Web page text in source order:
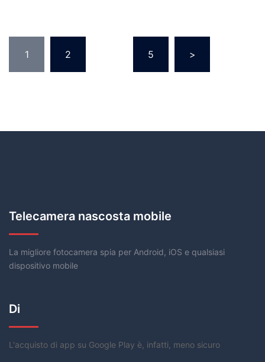
1 2 5 >
Telecamera nascosta mobile
La migliore fotocamera spia per Android, iOS e qualsiasi
dispositivo mobile
Di
L'acquisto di app su Google Play è, infatti, meno sicuro